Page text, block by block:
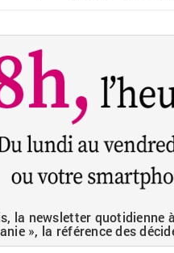
la newsletter
», la référence des